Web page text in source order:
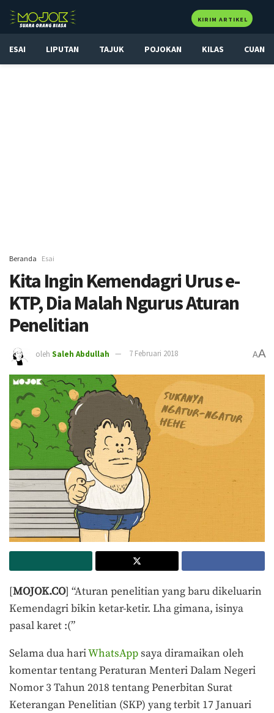
KIRIM ARTIKEL
ESAI LIPUTAN TAJUK POJOKAN KILAS CUAN
Beranda Esai
Kita Ingin Kemendagri Urus e-
KTP, Dia Malah Ngurus Aturan
Penelitian
oleh Saleh Abdullah 7 Februari 2018 AA
[MOJOK.CO] “Aturan penelitian yang baru dikeluarin
Kemendagri bikin ketar-ketir. Lha gimana, isinya
pasal karet :(”
Selama dua hariWhatsAppsaya diramaikan oleh
komentar tentang Peraturan Menteri Dalam Negeri
Nomor 3 Tahun 2018 tentang Penerbitan Surat
Keterangan Penelitian (SKP) yang terbit 17 Januari